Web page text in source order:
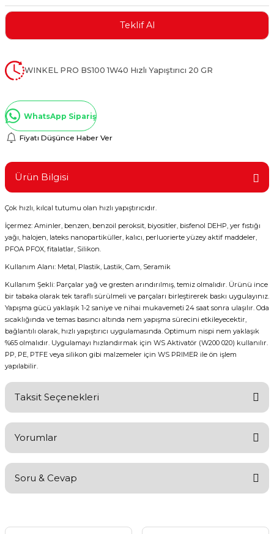
Kaplamalar
Aletleri
Teklif Al
WINKEL PRO BS100 1W40 Hızlı Yapıştırıcı 20 GR
WhatsApp Sipariş
Fiyatı Düşünce Haber Ver
Ürün Bilgisi
Çok hızlı, kılcal tutumu olan hızlı yapıştırıcıdır.
İçermez: Aminler, benzen, benzoil peroksit, biyositler, bisfenol DEHP, yer fıstığı
yağı, halojen, lateks nanopartiküller, kalıcı, perluorierte yüzey aktif maddeler,
PFOA PFOX, fitalatlar, Silikon.
Kullanım Alanı: Metal, Plastik, Lastik, Cam, Seramik
Kullanım Şekli: Parçalar yağ ve gresten arındırılmış, temiz olmalıdır. Ürünü ince
bir tabaka olarak tek taraflı sürülmeli ve parçaları birleştirerek baskı uygulayınız.
Yapışma gücü yaklaşık 1-2 saniye ve nihai mukavemeti 24 saat sonra ulaşılır. Oda
sıcaklığında ve temas basıncı altında nem yapışma sürecini etkileyecektir,
bağlantılı olarak, hızlı yapıştırıcı uygulamasında. Optimum nispi nem yaklaşık
%65 olmalıdır. Uygulamayı hızlandırmak için WS Aktivatör (W200 020) kullanılır.
PP, PE, PTFE veya silikon gibi malzemeler için WS PRIMER ile ön işlem
yapılabilir.
Taksit Seçenekleri
Yorumlar
Yorum Yaz
Soru & Cevap
Ürün hakkında henüz soru sorulmamış.